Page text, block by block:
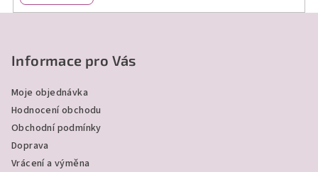
v
Informace pro Vás
Moje objednávka
Hodnocení obchodu
Obchodní podmínky
Doprava
Vrácení a výměna